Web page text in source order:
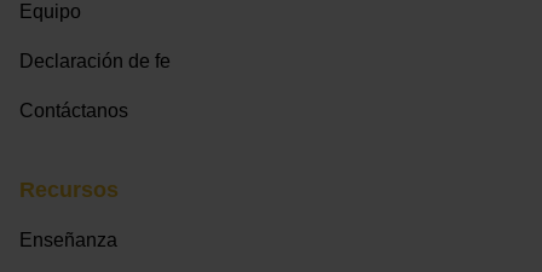
Equipo
Declaración de fe
Contáctanos
Recursos
Enseñanza